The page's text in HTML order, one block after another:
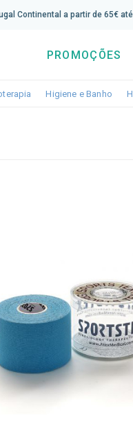
Continental a partir de 65€
PROMOÇÕES
dropdownToggle dropdown
Higiene e Banho